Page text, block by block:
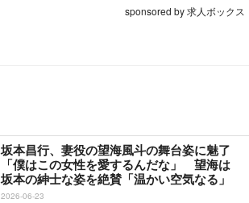
sponsored by 求人ボックス
坂本昌行、妻役の望海風斗の舞台姿に魅了
「僕はこの女性を愛するんだな」 望海は
坂本の紳士な姿を絶賛「温かい空気なる」
2026-06-23